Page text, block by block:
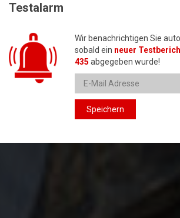
Testalarm
Wir benachrichtigen Sie
sobald ein neuer
435 abgegeben wurde!
Speichern